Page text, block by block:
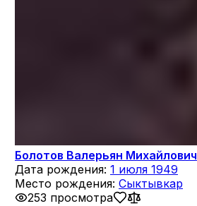
Болотов Валерьян Михайлович
Дата рождения: 1 июля 1949
Место рождения: Сыктывкар
253 просмотра